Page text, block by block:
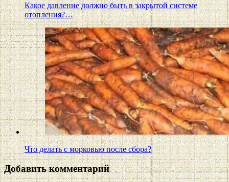
Какое давление должно быть в закрытой системе
отопления?…
Что делать с морковью после сбора?
Добавить комментарий